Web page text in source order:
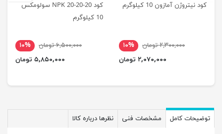
کود نیتروژن آمازون 10 کیلوگرم
۲,۳۰۰,۰۰۰ تومان
۱۰%
۲,۰۷۰,۰۰۰ تومان
کود NPK 20-20-20 سولومکس
10 کیلوگرم
۶,۵۰۰,۰۰۰ تومان
۱۰%
۵,۸۵۰,۰۰۰ تومان
توضیحات کامل مشخصات فنی نظرها درباره کالا